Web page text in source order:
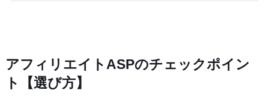
アフィリエイトASPのチェックポイン
ト【選び方】